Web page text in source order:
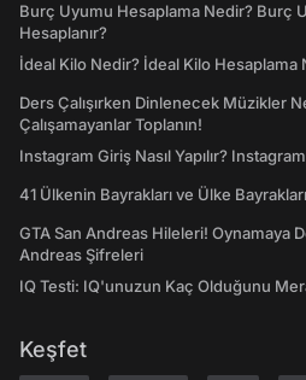
Burç Uyumu Hesaplama Nedir? Burç
Hesaplanır?
İdeal Kilo Nedir? İdeal Kilo Hesaplama
Ders Çalışırken Dinlenecek Müzikler
Çalışamayanlar Toplanın!
Instagram Giriş Nasıl Yapılır?
41 Ülkenin Bayrakları ve Ülke
GTA San Andreas Hileleri! Oynamaya
Andreas Şifreleri
IQ Testi: IQ'unuzun Kaç Olduğunu
Keşfet